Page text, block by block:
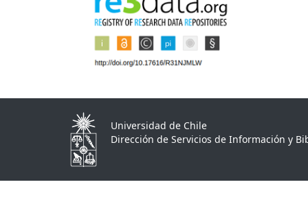
Universidad de Chile
Dirección de Servicios de Información y